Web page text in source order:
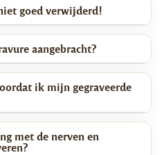
goed verwijderd!
aangebracht?
ik mijn gegraveerde
met de nerven en